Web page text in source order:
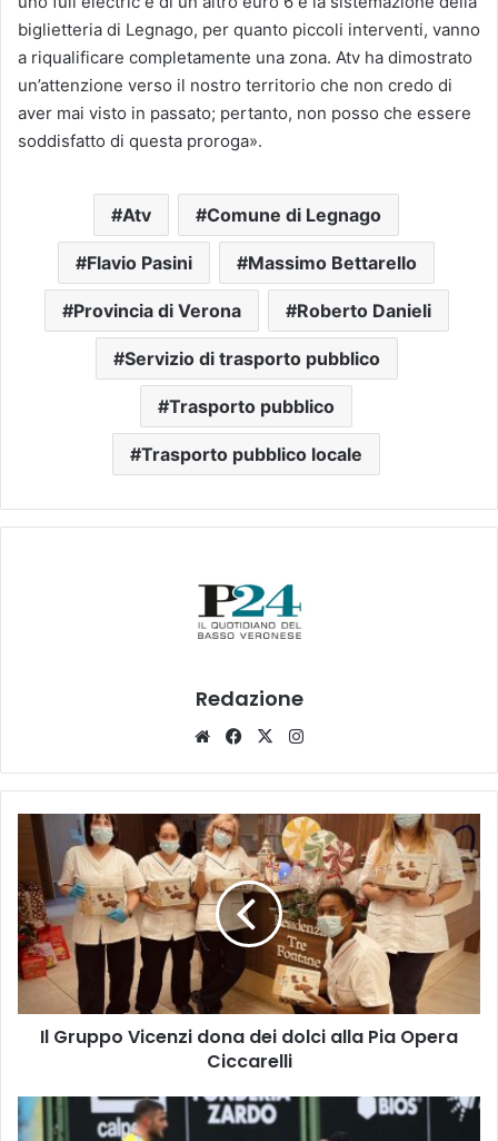
biglietteria di Legnago, per quanto piccoli interventi, vanno
a riqualificare completamente una zona. Atv ha dimostrato
un’attenzione verso il nostro territorio che non credo di
aver mai visto in passato; pertanto, non posso che essere
soddisfatto di questa proroga».
Atv Comune di Legnago
Flavio Pasini Massimo Bettarello
Provincia di Verona Roberto Danieli
Servizio di trasporto pubblico
Trasporto pubblico
Trasporto pubblico locale
Redazione
WebsiteFacebook
X
Gruppo
Vicenzi
dona
dei
dolci
alla
Pia
Opera
Ciccarelli
Il Gruppo Vicenzi dona dei dolci alla Pia Opera
Ciccarelli
Legnago
Salus,